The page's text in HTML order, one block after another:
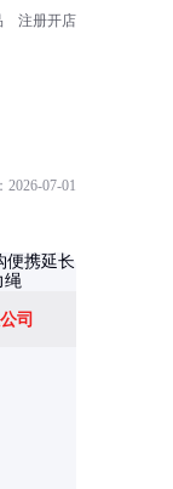
注册开店
2026-07-01
司